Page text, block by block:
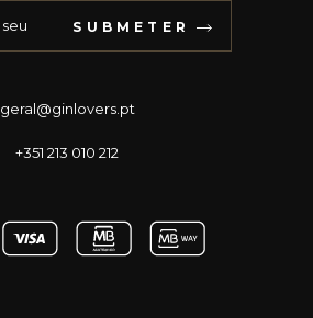
SUBMETER
geral@ginlovers.pt
+351 213 010 212